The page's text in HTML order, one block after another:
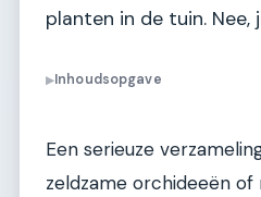
planten in de tuin.
▶Inhoudsopgave
Een serieuze
zeldzame orchideeën of